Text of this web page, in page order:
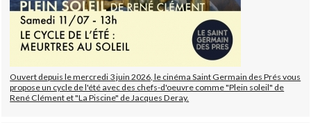
Ouvert depuis le mercredi 3 juin 2026, le cinéma Saint Germain des Prés vous
propose un cycle de l'été avec des chefs-d'oeuvre comme "Plein soleil" de
René Clément et "La Piscine" de Jacques Deray.